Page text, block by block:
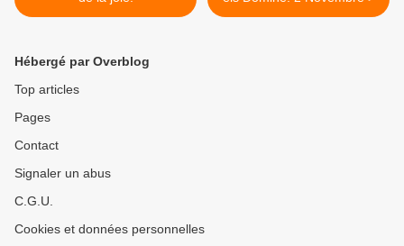
Hébergé par Overblog
Top articles
Pages
Contact
Signaler un abus
C.G.U.
Cookies et données personnelles